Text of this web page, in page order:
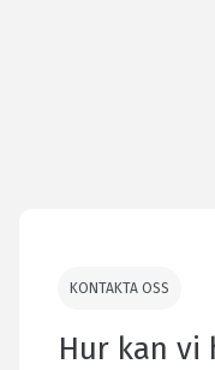
KONTAKTA OSS
Hur kan vi